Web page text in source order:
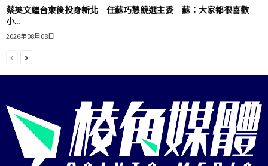
蔡英文繼台東後投身新北 任蘇巧慧競選主委 蘇：大家都很喜歡
小...
2026年08月08日